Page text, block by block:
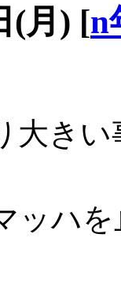
(月) [n
大き
ッハ